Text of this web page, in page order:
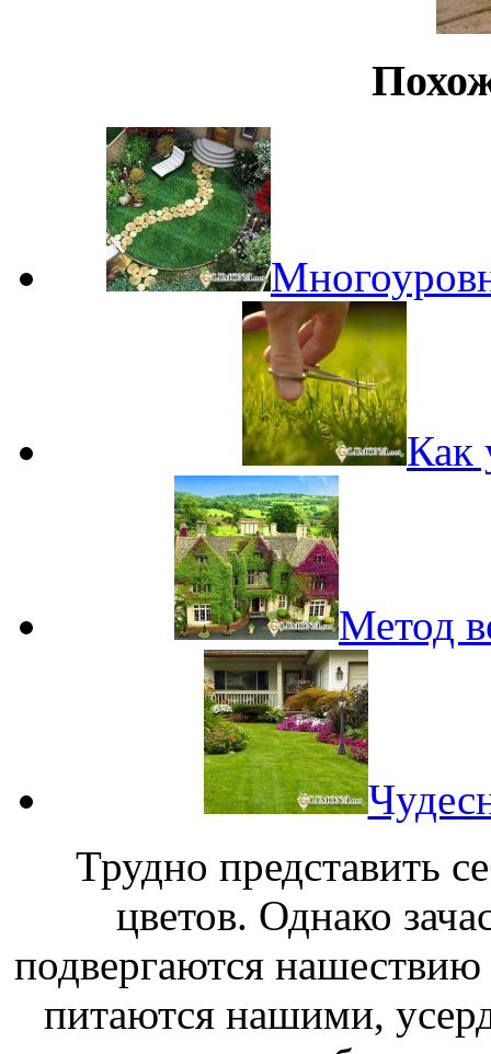
Как
Метод
Трудно представить
цветов. Однако
подвергаются
питаются нашими,